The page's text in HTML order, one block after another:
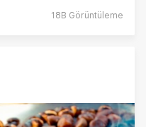
için tam
18B Görüntüleme